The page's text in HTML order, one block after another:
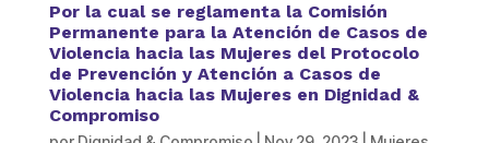
Por la cual se reglamenta la Comisión
Permanente para la Atención de Casos de
Violencia hacia las Mujeres del Protocolo
de Prevención y Atención a Casos de
Violencia hacia las Mujeres en Dignidad &
Compromiso